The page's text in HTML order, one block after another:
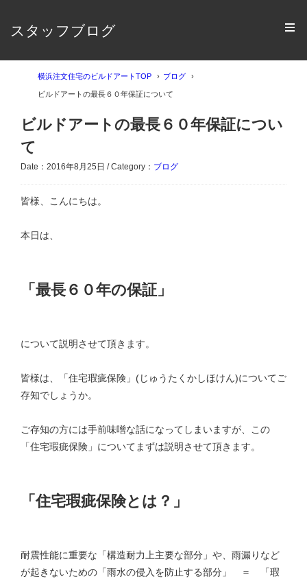
スタッフブログ
横浜注文住宅のビルドアートTOP ブログ
ビルドアートの最長６０年保証について
ビルドアートの最長６０年保証につい
て
Date：2016年8月25日 / Category： ブログ
皆様、こんにちは。
本日は、
「最長６０年の保証」
について説明させて頂きます。
皆様は、「住宅瑕疵保険」(じゅうたくかしほけん)についてご
存知でしょうか。
ご存知の方には手前味噌な話になってしまいますが、この
「住宅瑕疵保険」についてまずは説明させて頂きます。
「住宅瑕疵保険とは？」
耐震性能に重要な「構造耐力上主要な部分」や、雨漏りなど
が起きないための「雨水の侵入を防止する部分」 ＝ 「瑕